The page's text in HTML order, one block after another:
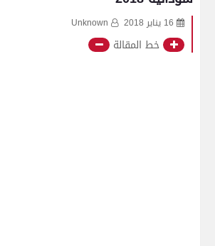
16 يناير 2018 Unknown
خط المقالة